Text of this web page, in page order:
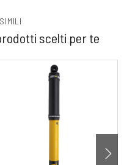
scelti per te